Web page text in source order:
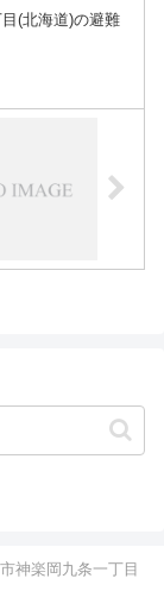
(北海道)の避難
神楽岡九条一丁目